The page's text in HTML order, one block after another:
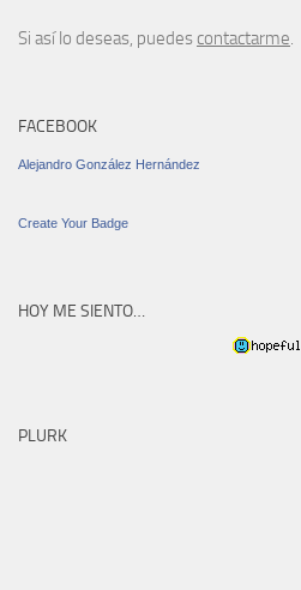
Si así lo deseas, puedes contactarme.
FACEBOOK
Alejandro González Hernández
Create Your Badge
HOY ME SIENTO…
PLURK